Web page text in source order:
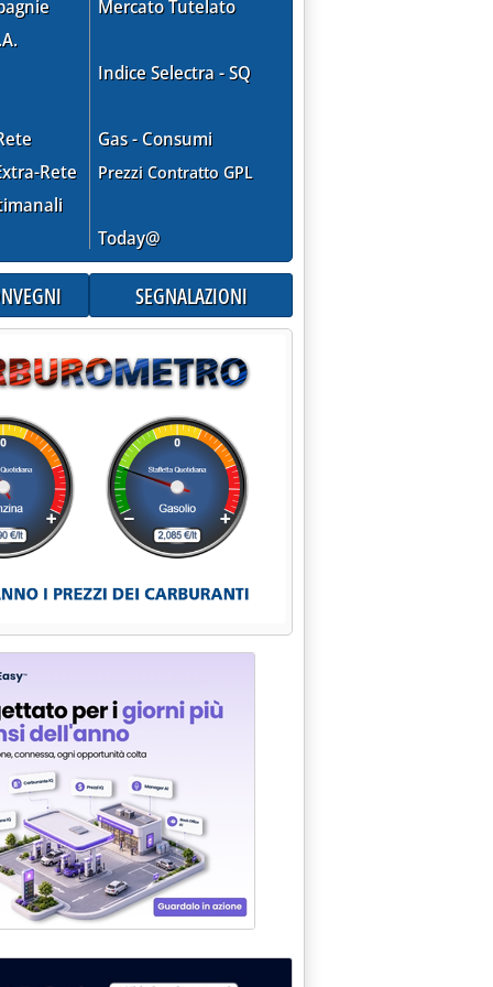
Rete
Mercato Tutelato
Indice Selectra - SQ
Gas - Consumi
Prezzi Contratto GPL
Today@
SEGNALAZIONI